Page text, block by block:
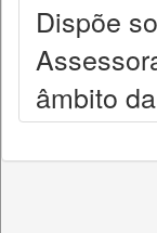
Dispõe
âmbito